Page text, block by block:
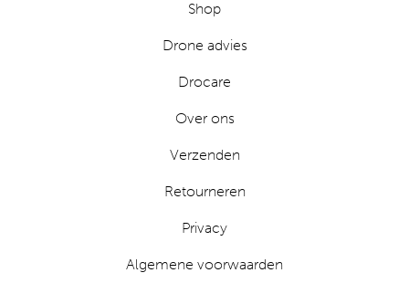
Shop
Drone advies
Drocare
Over ons
Verzenden
Retourneren
Privacy
Algemene voorwaarden